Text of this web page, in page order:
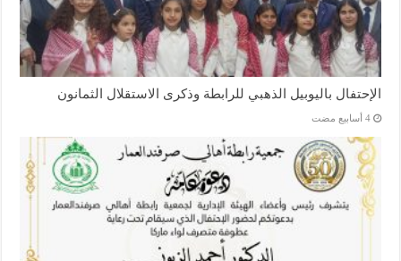
الإحتفال باليوبيل الذهبي للرابطة وذكرى الاستقلال الثمانون
‏4 أسابيع مضت